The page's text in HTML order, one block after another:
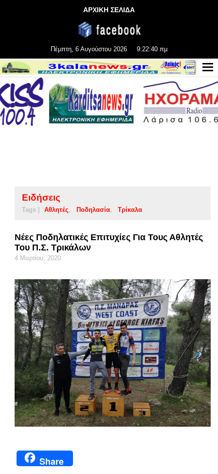
ΑΡΧΙΚΗ ΣΕΛΙΔΑ
Πέμπτη, 6 Αυγούστου 2026 9:22:40 πμ
Ειδήσεις
Tags | Αθλητές Ποδηλασία Τρίκαλα
Νέες Ποδηλατικές Επιτυχίες Για Τους Αθλητές
Του Π.Σ. Τρικάλων
4 Μαρτίου, 2020
Share